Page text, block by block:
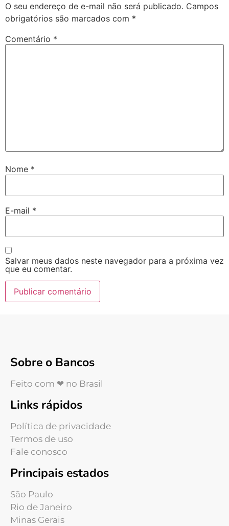
O seu endereço de e-mail não será publicado. Campos
obrigatórios são marcados com *
Comentário *
Nome *
E-mail *
Salvar meus dados neste navegador para a próxima vez
que eu comentar.
Sobre o Bancos
Feito com ❤ no Brasil
Links rápidos
Política de privacidade
Termos de uso
Fale conosco
Principais estados
São Paulo
Rio de Janeiro
Minas Gerais